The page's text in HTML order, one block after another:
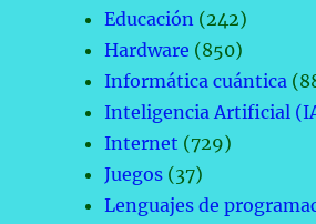
Educación (242)
Hardware (850)
Informática cuántica
Inteligencia Artificial
Internet (729)
Juegos (37)
Lenguajes de